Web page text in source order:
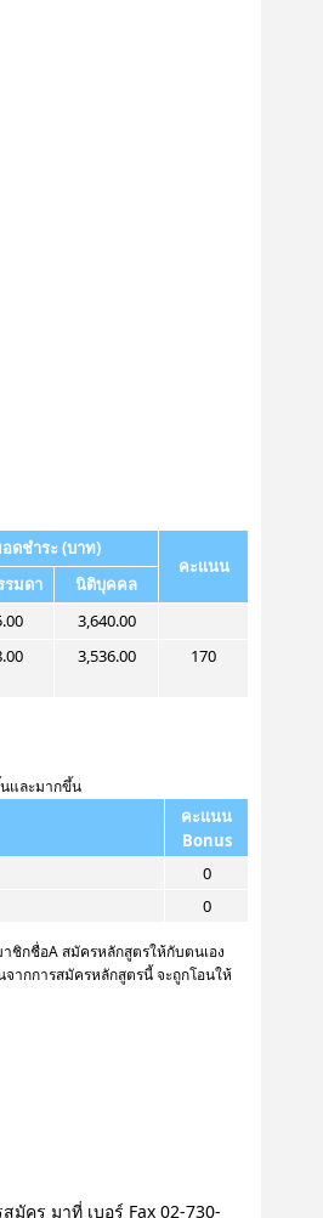
ดชำระ (บาท)
คะแนน
มดา
นิติบุคคล
3,640.00
3,536.00 170
และมากขึ้น
คะแนน
Bonus
0
0
ชิกชื่อA สมัครหลักสูตรให้กับตนเอง
ากการสมัครหลักสูตรนี้ จะถูกโอนให้
คร มาที่ เบอร์ Fax 02-730-